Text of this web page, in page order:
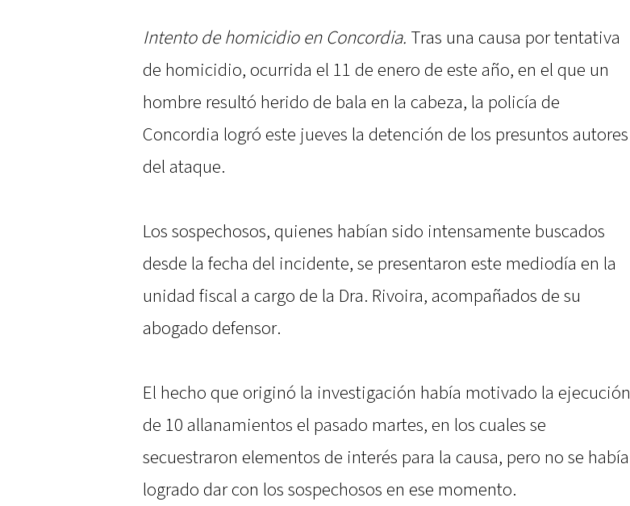
Intento de homicidio en Concordia. Tras una causa por tentativa
de homicidio, ocurrida el 11 de enero de este año, en el que un
hombre resultó herido de bala en la cabeza, la policía de
Concordia logró este jueves la detención de los presuntos autores
del ataque.
Los sospechosos, quienes habían sido intensamente buscados
desde la fecha del incidente, se presentaron este mediodía en la
unidad fiscal a cargo de la Dra. Rivoira, acompañados de su
abogado defensor.
El hecho que originó la investigación había motivado la ejecución
de 10 allanamientos el pasado martes, en los cuales se
secuestraron elementos de interés para la causa, pero no se había
logrado dar con los sospechosos en ese momento.